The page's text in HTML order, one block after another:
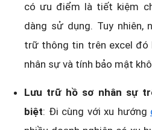
có ưu điểm là tiết kiệm
dàng sử dụng. Tuy nhiên,
trữ thông tin trên excel
nhân sự và tính bảo mật
Lưu trữ hồ sơ nhân sự
biệt: Đi cùng với xu hướng